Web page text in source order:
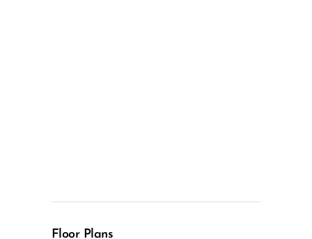
Floor Plans